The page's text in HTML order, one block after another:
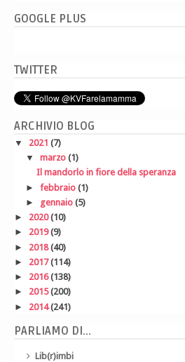
GOOGLE PLUS
TWITTER
ARCHIVIO BLOG
▼ 2021 (7)
▼ marzo (1)
Il mandorlo in fiore della speranza
► febbraio (1)
► gennaio (5)
► 2020(10)
► 2019(9)
► 2018(40)
► 2017(114)
► 2016(138)
► 2015(200)
► 2014(241)
PARLIAMO DI...
Lib(r)imbi